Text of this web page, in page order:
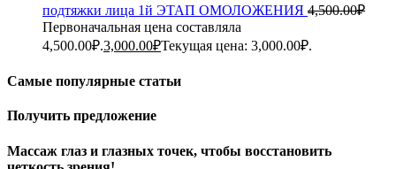
подтяжки лица 1й ЭТАП ОМОЛОЖЕНИЯ 4,500.00₽
Первоначальная цена составляла
4,500.00₽.3,000.00₽Текущая цена: 3,000.00₽.
Самые популярные статьи
Получить предложение
Массаж глаз и глазных точек, чтобы восстановить